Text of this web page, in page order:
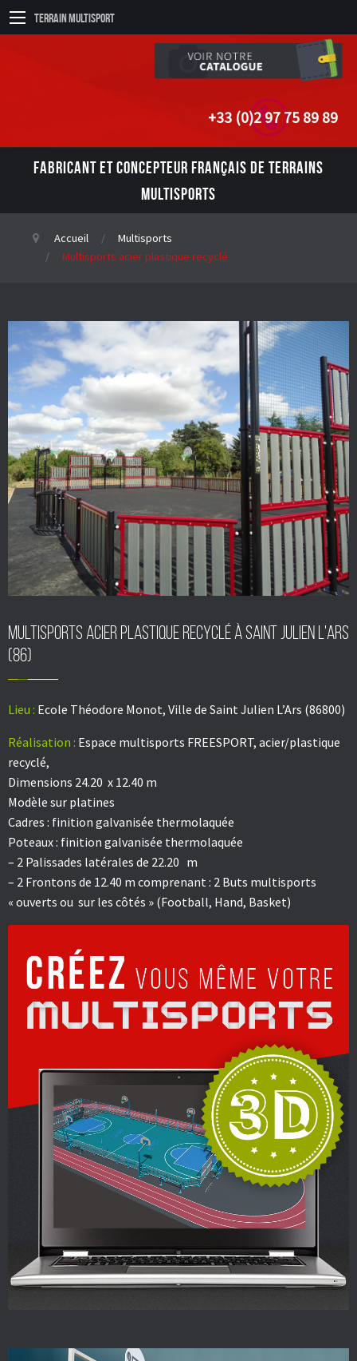
Terrain Multisport
+33 (0)2 97 75 89 89
FABRICANT ET CONCEPTEUR FRANÇAIS DE TERRAINS
MULTISPORTS
Accueil
Multisports
Multisports acier plastique recyclé
Multisports acier plastique recyclé à Saint Julien L'Ars
(86)
Lieu : Ecole Théodore Monot, Ville de Saint Julien L’Ars (86800)
Réalisation : Espace multisports FREESPORT, acier/plastique
recyclé,
Dimensions 24.20 x 12.40 m
Modèle sur platines
Cadres : finition galvanisée thermolaquée
Poteaux : finition galvanisée thermolaquée
– 2 Palissades latérales de 22.20 m
– 2 Frontons de 12.40 m comprenant : 2 Buts multisports
« ouverts ou sur les côtés » (Football, Hand, Basket)